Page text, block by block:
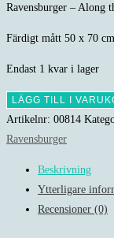
Ravensburger – Along
Färdigt mått 50 x 70 cm
Endast 1 kvar i lager
Ravensburger
-
Along
LÄGG TILL I
Artikelnr: 00814
Ravensburger
Beskrivning
Ytterligare
Recensioner (0)